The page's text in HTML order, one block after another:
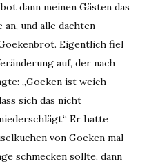
dann meinen Gästen das
und alle dachten
Eigentlich fiel
auf, der nach
„Goeken ist weich
sich das nicht
Er hatte
von Goeken mal
schmecken sollte, dann